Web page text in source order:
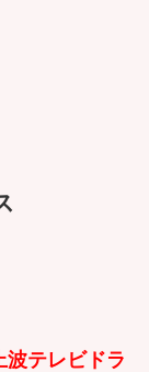
テレビドラ